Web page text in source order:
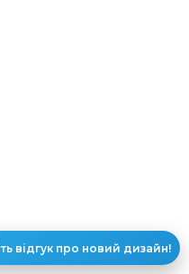
відгук про новий дизайн!